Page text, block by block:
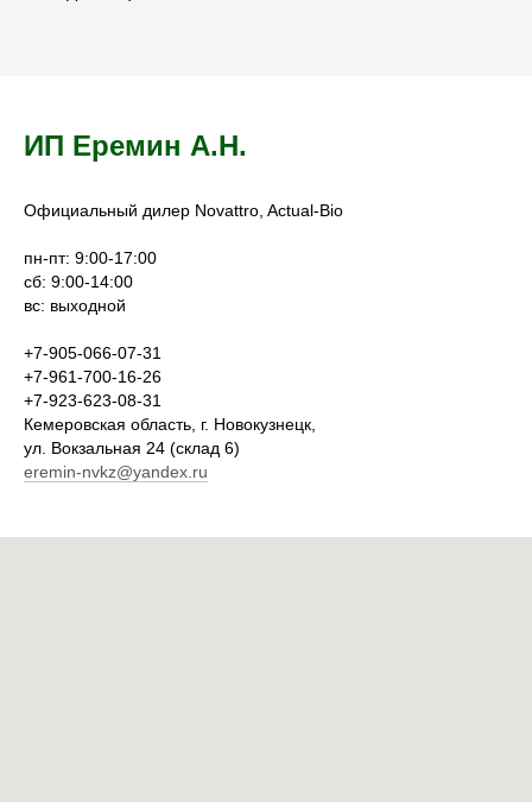
ИП Еремин А.Н.
Официальный дилер Novattro, Actual-Bio
пн-пт: 9:00-17:00
сб: 9:00-14:00
вс: выходной
+7-905-066-07-31
+7-961-700-16-26
+7-923-623-08-31
Кемеровская область, г. Новокузнецк,
ул. Вокзальная 24 (склад 6)
eremin-nvkz@yandex.ru